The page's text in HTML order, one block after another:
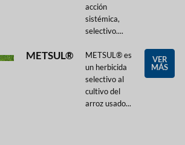
acción
sistémica,
selectivo....
METSUL®
METSUL® es
un herbicida
selectivo al
cultivo del
arroz usado...
VER
MÁS